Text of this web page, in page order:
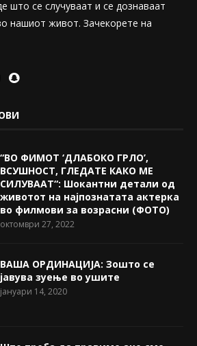
што се случуваат и се дознаваат
нашиот живот. Зачекорете на
“ВО ФИМОТ ‘ДЛАБОКО ГРЛО’,
ВСУШНОСТ, ГЛЕДАТЕ КАКО МЕ
СИЛУВААТ“: Шокантни детали од
животот на најпознатата актерка
во филмови за возрасни (ФОТО)
октомври 27, 2022
ВАША ОРДИНАЦИЈА: Зошто се
јавува зуење во ушите
јануари 14, 2020